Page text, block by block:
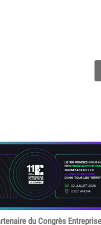
du Congrès Entreprise